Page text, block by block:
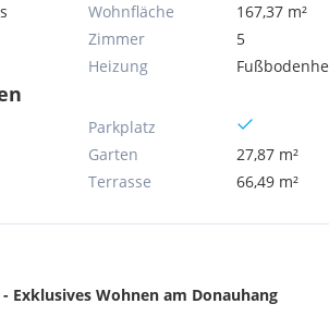
Wohnfläche
167,37 m²
Zimmer
5
Heizung
Parkplatz
Garten
27,87 m²
Terrasse
66,49 m²
Exklusives Wohnen am Donauhang